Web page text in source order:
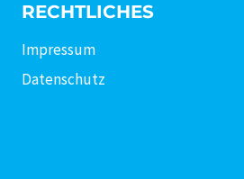
RECHTLICHES
Impressum
Datenschutz